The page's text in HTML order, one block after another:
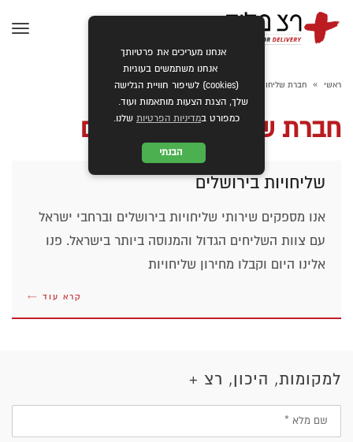
ראשי » חברת שליחויות בירושלים
חברת שליחויות בירושלים
שליחויות בירושלים
אנו מספקים שירותי שליחויות בירושלים וברחבי ישראל
עם צוות השליחים הגדול והמנוסה ביותר בישראל. פנו
אלינו היום וקבלו מחירון שליחויות
קרא עוד ←
למקומות, היכון, רצ +
שם
מלא
אנחנו מעריכים את פרטיותך
אנחנו משתמשים בעוגיות
(cookies) לשיפור חוויית הגלישה
שלך, הצגת הצעות מותאמות ועוד.
כמפורט במדיניות הפרטיות שלנו.
הבנתי